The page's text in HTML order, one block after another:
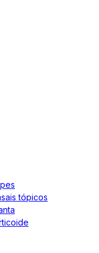
tópicos